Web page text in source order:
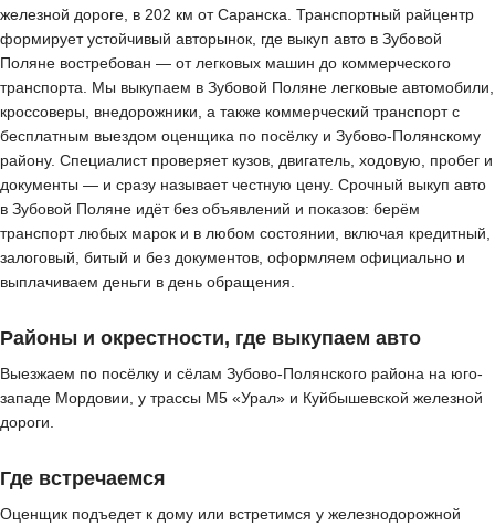
железной дороге, в 202 км от Саранска. Транспортный райцентр
формирует устойчивый авторынок, где выкуп авто в Зубовой
Поляне востребован — от легковых машин до коммерческого
транспорта. Мы выкупаем в Зубовой Поляне легковые автомобили,
кроссоверы, внедорожники, а также коммерческий транспорт с
бесплатным выездом оценщика по посёлку и Зубово-Полянскому
району. Специалист проверяет кузов, двигатель, ходовую, пробег и
документы — и сразу называет честную цену. Срочный выкуп авто
в Зубовой Поляне идёт без объявлений и показов: берём
транспорт любых марок и в любом состоянии, включая кредитный,
залоговый, битый и без документов, оформляем официально и
выплачиваем деньги в день обращения.
Районы и окрестности, где выкупаем авто
Выезжаем по посёлку и сёлам Зубово-Полянского района на юго-
западе Мордовии, у трассы М5 «Урал» и Куйбышевской железной
дороги.
Где встречаемся
Оценщик подъедет к дому или встретимся у железнодорожной